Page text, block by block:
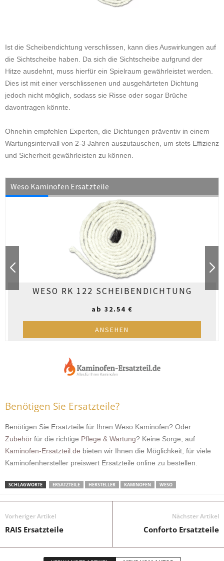
Ist die Scheibendichtung verschlissen, kann dies Auswirkungen auf
die Sichtscheibe haben. Da sich die Sichtscheibe aufgrund der
Hitze ausdehnt, muss hierfür ein Spielraum gewährleistet werden.
Dies ist mit einer verschlissenen und ausgehärteten Dichtung
jedoch nicht möglich, sodass sie Risse oder sogar Brüche
davontragen könnte.
Ohnehin empfehlen Experten, die Dichtungen präventiv in einem
Wartungsintervall von 2-3 Jahren auszutauschen, um stets Effizienz
und Sicherheit gewährleisten zu können.
Weso Kaminofen Ersatzteile
WESO RK 122 SCHEIBENDICHTUNG
ab 32.54 €
ANSEHEN
Benötigen Sie Ersatzteile?
Benötigen Sie Ersatzteile für Ihren Weso Kaminofen? Oder
Zubehör für die richtige Pflege & Wartung? Keine Sorge, auf
Kaminofen-Ersatzteil.de bieten wir Ihnen die Möglichkeit, für viele
Kaminofenhersteller preiswert Ersatzteile online zu bestellen.
SCHLAGWORTE ERSATZTEILE HERSTELLER KAMINOFEN WESO
Vorheriger Artikel
RAIS Ersatzteile
Nächster Artikel
Conforto Ersatzteile